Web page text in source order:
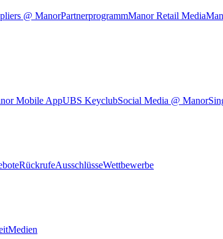
@ ManorPartnerprogrammManor Retail Media
Mobile AppUBS KeyclubSocial Media @ Manor
RückrufeAusschlüsseWettbewerbe
Medien